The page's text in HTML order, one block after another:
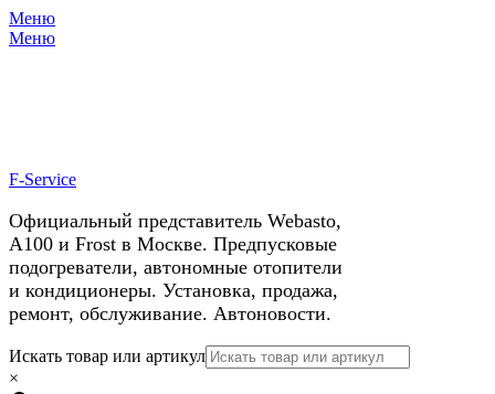
Меню
Меню
F-Service
Официальный представитель Webasto,
А100 и Frost в Москве. Предпусковые
подогреватели, автономные отопители
и кондиционеры. Установка, продажа,
ремонт, обслуживание. Автоновости.
Header
Перейти
к
Искать товар или артикул
×
У нас космические скидки на